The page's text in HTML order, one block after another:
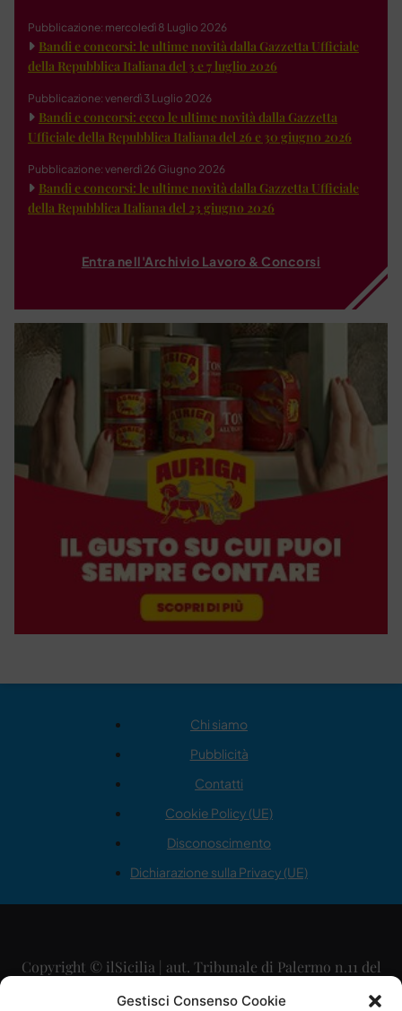
Gestisci Consenso Cookie
Pubblicazione: mercoledì 8 Luglio 2026
Bandi e concorsi: le ultime novità dalla Gazzetta Ufficiale
della Repubblica Italiana del 3 e 7 luglio 2026
Pubblicazione: venerdì 3 Luglio 2026
Bandi e concorsi: ecco le ultime novità dalla Gazzetta
Ufficiale della Repubblica Italiana del 26 e 30 giugno 2026
Pubblicazione: venerdì 26 Giugno 2026
Bandi e concorsi: le ultime novità dalla Gazzetta Ufficiale
della Repubblica Italiana del 23 giugno 2026
Entra nell'Archivio Lavoro & Concorsi
Chi siamo
Pubblicità
Contatti
Cookie Policy (UE)
Disconoscimento
Dichiarazione sulla Privacy (UE)
Copyright © ilSicilia | aut. Tribunale di Palermo n.11 del
29/09/2015